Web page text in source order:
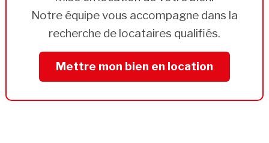
Notre équipe vous accompagne dans la
recherche de locataires qualifiés.
Mettre mon bien en location